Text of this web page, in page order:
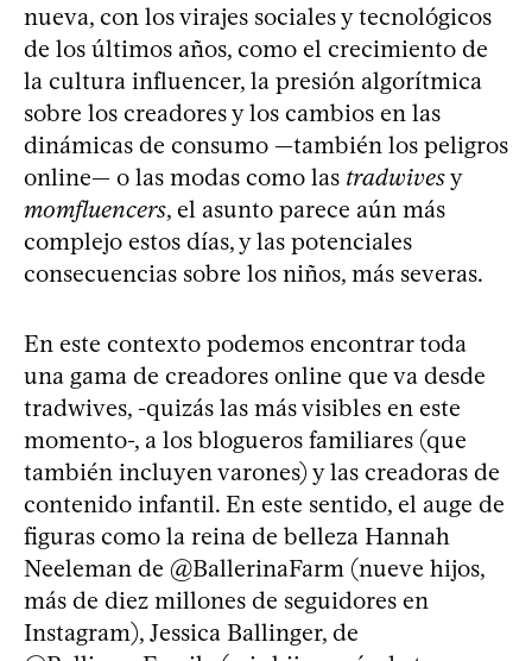
nueva, con los virajes sociales y tecnológicos
de los últimos años, como el crecimiento de
la cultura influencer, la presión algorítmica
sobre los creadores y los cambios en las
dinámicas de consumo —también los peligros
online— o las modas como las tradwivesy
momfluencers, el asunto parece aún más
complejo estos días, y las potenciales
consecuencias sobre los niños, más severas.
En este contexto podemos encontrar toda
una gama de creadores online que va desde
tradwives, -quizás las más visibles en este
momento-, a los blogueros familiares (que
también incluyen varones) y las creadoras de
contenido infantil. En este sentido, el auge de
figuras como la reina de belleza Hannah
Neeleman de @BallerinaFarm (nueve hijos,
más de diez millones de seguidores en
Instagram), Jessica Ballinger, de